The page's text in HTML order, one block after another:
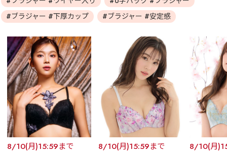
#ブラジャー #下厚カップ
#ブラジャー #安定感
8/10(月)15:59まで 8/10(月)15:59まで 8/10(月